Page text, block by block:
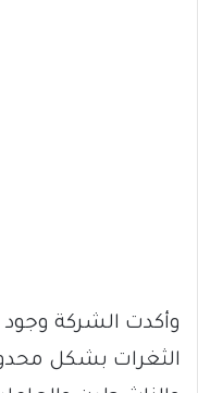
وأكدت الشركة
الثغرات بشكل